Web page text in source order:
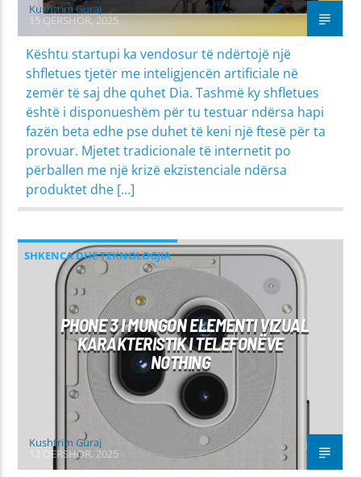
Kushtrim Guraj
15 QERSHOR, 2025
Kështu startupi ka vendosur të ndërtojë një
shfletues tjetër me inteligjencën artificiale në
zemër të saj dhe quhet Dia. Tashmë ky shfletues
është i disponueshëm për tu testuar ndërsa hapi
fazën beta edhe pse duhet të keni një ftesë për ta
provuar. Mjetet tradicionale të internetit po
përballen me një krizë ekzistenciale ndërsa
produktet dhe […]
SHKENCA DHE TEKNOLOGJIA
PHONE 3 I MUNGON ELEMENTI VIZUAL
KARAKTERISTIK I TELEFONËVE
NOTHING
Kushtrim Guraj
12 QERSHOR, 2025